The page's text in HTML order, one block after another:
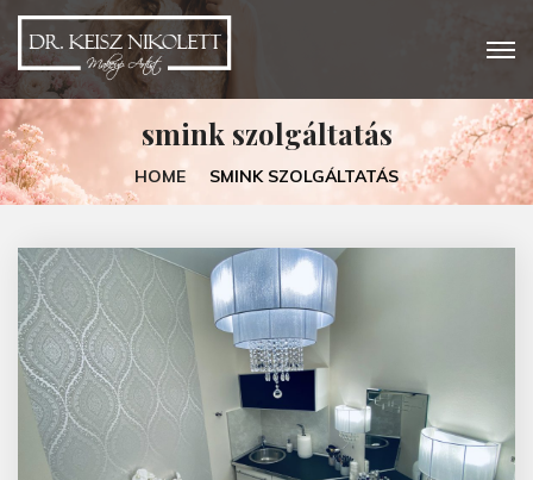
smink szolgáltatás
HOME SMINK SZOLGÁLTATÁS